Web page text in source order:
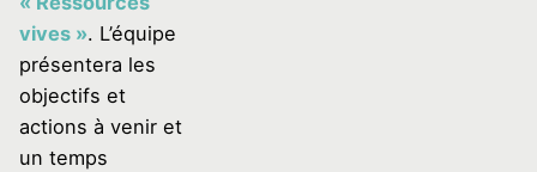
vives ». L’équipe
présentera les
objectifs et
actions à venir et
un temps